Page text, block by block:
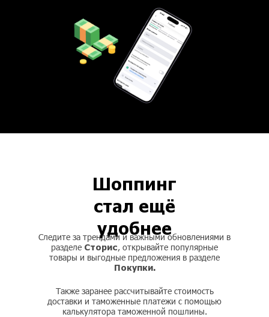
Шоппинг
стал ещё
удобнее
Также заранее рассчитывайте стоимость
доставки и таможенные платежи с помощью
калькулятора таможенной пошлины.
Следите за трендами и важными обновлениями в
разделе Сторис, открывайте популярные
товары и выгодные предложения в разделе
Покупки.